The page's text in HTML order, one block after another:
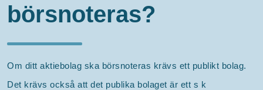
börsnoteras?
Om ditt aktiebolag ska börsnoteras krävs ett publikt bolag.
Det krävs också att det publika bolaget är ett s k